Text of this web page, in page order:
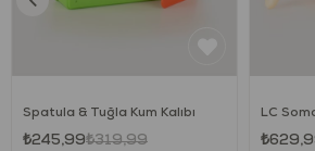
Kesinlikle Bisphenol A (BPA)
içermez.
Spatula & Tuğla Kum Kalıbı
₺245,99₺319,99